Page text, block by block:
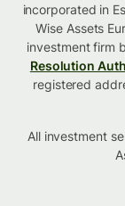
incorporated in
Wise Assets
investment firm
Resolution
registered
All investment